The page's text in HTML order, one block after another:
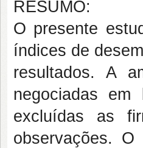
RESUMO:
O presente
índices de
resultados. A
negociadas
excluídas as
observações.